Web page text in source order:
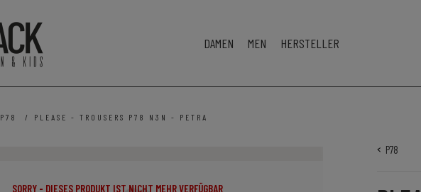
DAMEN MEN HERSTELLER
P78 / PLEASE - TROUSERS P78 N3N - PETRA
SORRY - DIESES PRODUKT IST NICHT MEHR VERFÜGBAR
P78